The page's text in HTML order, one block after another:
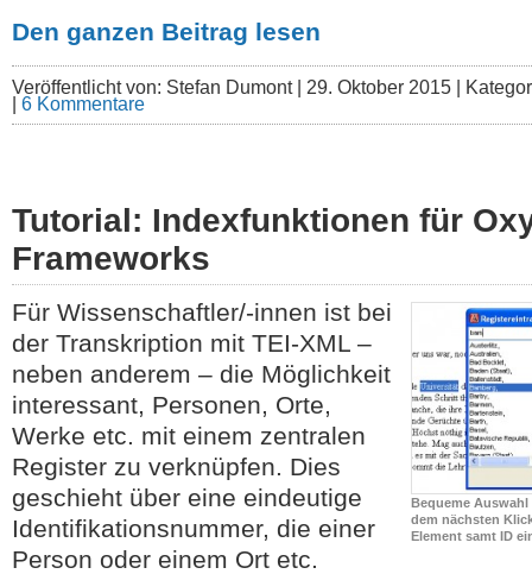
Den ganzen Beitrag lesen
Veröffentlicht von: Stefan Dumont | 29. Oktober 2015 |
| 6 Kommentare
Tutorial: Indexfunktionen für
Frameworks
Bequeme
dem nächsten
Element samt ID
Für Wissenschaftler/-innen ist bei
der Transkription mit TEI-XML –
neben anderem – die Möglichkeit
interessant, Personen, Orte,
Werke etc. mit einem zentralen
Register zu verknüpfen. Dies
geschieht über eine eindeutige
Identifikationsnummer, die einer
Person oder einem Ort etc.